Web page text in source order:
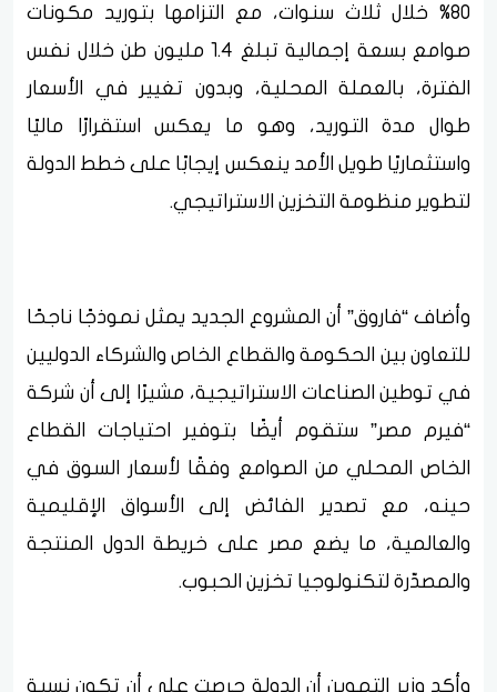
80% خلال ثلاث سنوات، مع التزامها بتوريد مكونات
صوامع بسعة إجمالية تبلغ 1.4 مليون طن خلال نفس
الفترة، بالعملة المحلية، وبدون تغيير في الأسعار
طوال مدة التوريد، وهو ما يعكس استقرارًا ماليًا
واستثماريًا طويل الأمد ينعكس إيجابًا على خطط الدولة
لتطوير منظومة التخزين الاستراتيجي.
وأضاف “فاروق” أن المشروع الجديد يمثل نموذجًا ناجحًا
للتعاون بين الحكومة والقطاع الخاص والشركاء الدوليين
في توطين الصناعات الاستراتيجية، مشيرًا إلى أن شركة
“فيرم مصر” ستقوم أيضًا بتوفير احتياجات القطاع
الخاص المحلي من الصوامع وفقًا لأسعار السوق في
حينه، مع تصدير الفائض إلى الأسواق الإقليمية
والعالمية، ما يضع مصر على خريطة الدول المنتجة
والمصدّرة لتكنولوجيا تخزين الحبوب.
وأكد وزير التموين أن الدولة حرصت على أن تكون نسبة